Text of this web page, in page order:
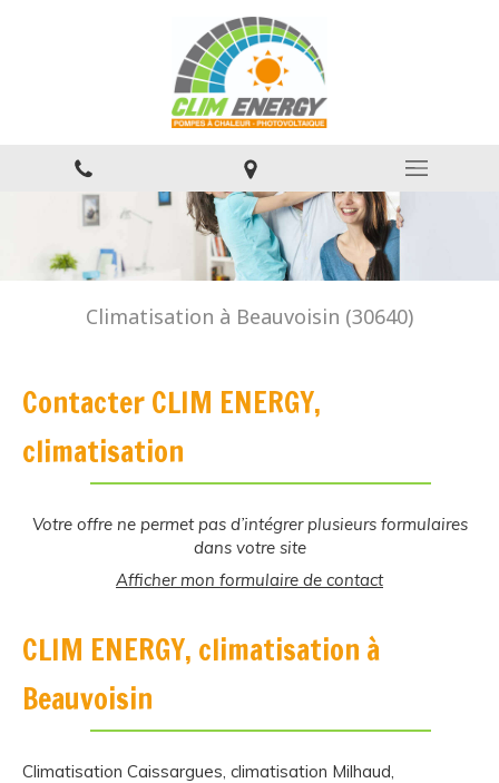
Climatisation à Beauvoisin (30640)
Contacter CLIM ENERGY,
climatisation
Votre offre ne permet pas d’intégrer plusieurs formulaires
dans votre site
Afficher mon formulaire de contact
CLIM ENERGY, climatisation à
Beauvoisin
Climatisation Caissargues, climatisation Milhaud,